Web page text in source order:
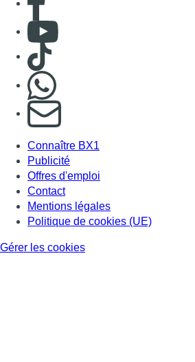
Consulter Youtube
Consulter TikTok
S'abonner à notre newsletter
Connaître BX1
Publicité
Offres d'emploi
Contact
Mentions légales
Politique de cookies (UE)
Gérer les cookies